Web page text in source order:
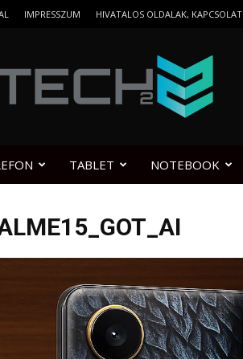
IMPRESSZUM HIVATALOS OLDALAK, KAPCSOLAT
TABLET NOTEBOOK